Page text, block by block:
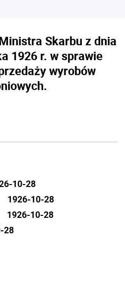
Skarbu z dnia
1926 r. w sprawie
wyrobów
10-28
1926-10-28
1926-10-28
28